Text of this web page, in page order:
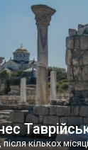
доби. Раритети
спадщини ЮНЕСКО
на виставку
вважають це
після кількох